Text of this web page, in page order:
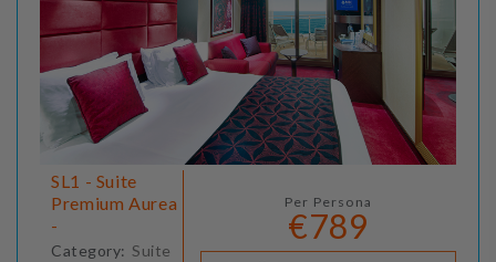
SL1 - Suite
Premium Aurea
-
Category: Suite
Per Persona
€789